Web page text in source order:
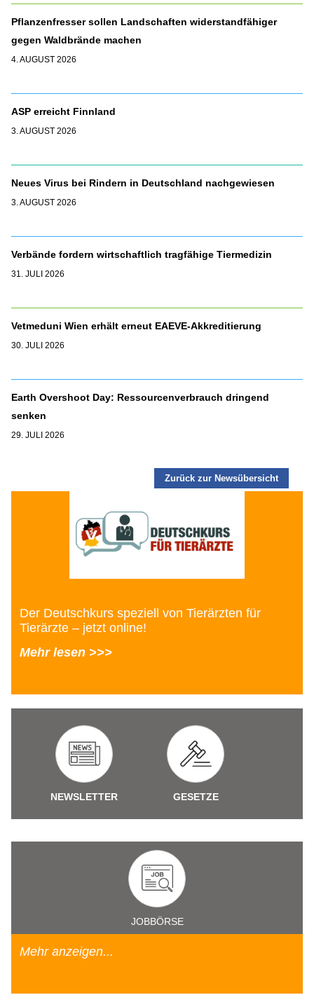
Pflanzenfresser sollen Landschaften widerstandfähiger
gegen Waldbrände machen
4. AUGUST 2026
ASP erreicht Finnland
3. AUGUST 2026
Neues Virus bei Rindern in Deutschland nachgewiesen
3. AUGUST 2026
Verbände fordern wirtschaftlich tragfähige Tiermedizin
31. JULI 2026
Vetmeduni Wien erhält erneut EAEVE-Akkreditierung
30. JULI 2026
Earth Overshoot Day: Ressourcenverbrauch dringend
senken
29. JULI 2026
Zurück zur Newsübersicht
Der Deutschkurs speziell von Tierärzten für
Tierärzte – jetzt online!
Mehr lesen >>>
NEWSLETTER GESETZE
JOBBÖRSE
Mehr anzeigen...